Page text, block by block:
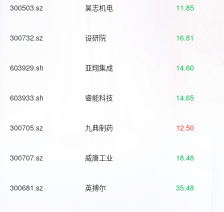
300503.sz 昊志机电 11.85
300732.sz 设研院 16.81
603929.sh 亚翔集成 14.60
603933.sh 睿能科技 14.65
300705.sz 九典制药 12.50
300707.sz 威唐工业 18.48
300681.sz 英搏尔 35.48